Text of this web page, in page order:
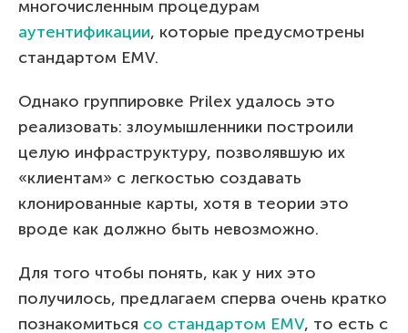
многочисленным процедурам
аутентификации, которые предусмотрены
стандартом EMV.
Однако группировке Prilex удалось это
реализовать: злоумышленники построили
целую инфраструктуру, позволявшую их
«клиентам» с легкостью создавать
клонированные карты, хотя в теории это
вроде как должно быть невозможно.
Для того чтобы понять, как у них это
получилось, предлагаем сперва очень кратко
познакомиться со стандартом EMV, то есть с